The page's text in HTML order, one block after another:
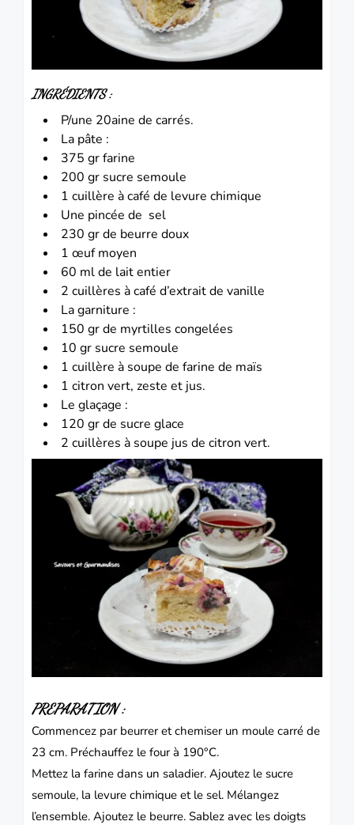
INGRÉDIENTS :
P/une 20aine de carrés.
La pâte :
375 gr farine
200 gr sucre semoule
1 cuillère à café de levure chimique
Une pincée de sel
230 gr de beurre doux
1 œuf moyen
60 ml de lait entier
2 cuillères à café d’extrait de vanille
La garniture :
150 gr de myrtilles congelées
10 gr sucre semoule
1 cuillère à soupe de farine de maïs
1 citron vert, zeste et jus.
Le glaçage :
120 gr de sucre glace
2 cuillères à soupe jus de citron vert.
PREPARATION :
Commencez par beurrer et chemiser un moule carré de
23 cm. Préchauffez le four à 190°C.
Mettez la farine dans un saladier. Ajoutez le sucre
semoule, la levure chimique et le sel. Mélangez
l’ensemble. Ajoutez le beurre. Sablez avec les doigts